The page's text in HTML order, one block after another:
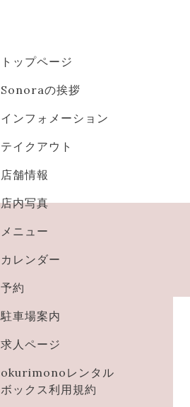
トップページ
Sonoraの挨拶
インフォメーション
テイクアウト
店舗情報
店内写真
メニュー
カレンダー
予約
駐車場案内
求人ページ
okurimonoレンタル
ボックス利用規約